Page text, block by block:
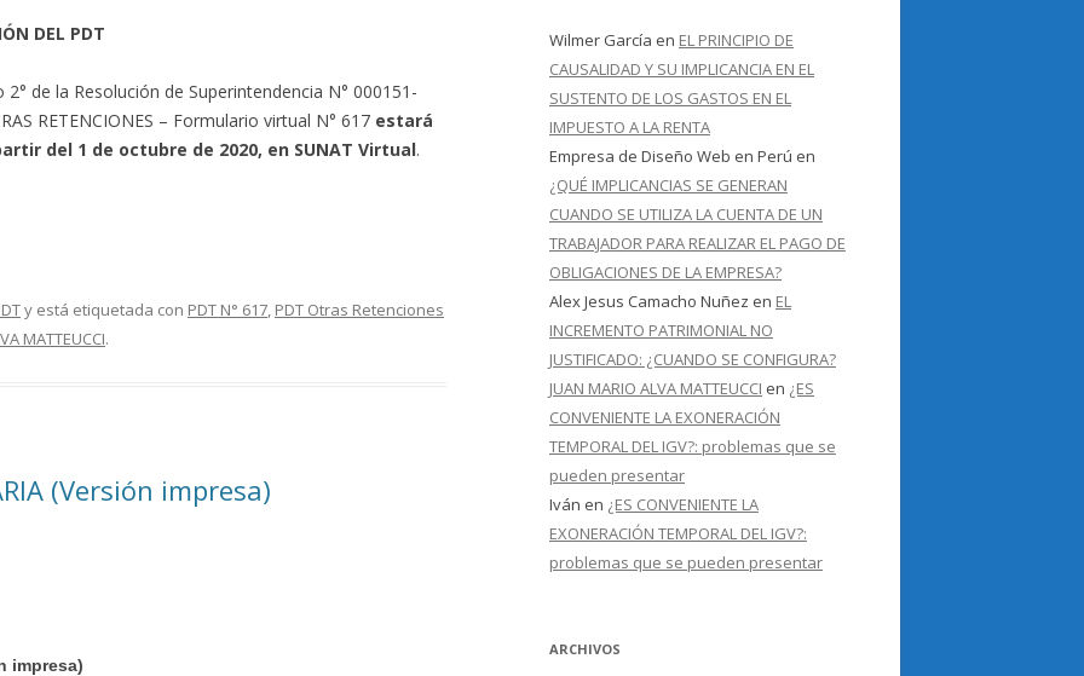
DEL PDT
de la Resolución de Superintendencia N° 000151-
RETENCIONES – Formulario virtual N° 617 estará
del 1 de octubre de 2020, en SUNAT Virtual.
y está etiquetada con PDT N° 617, PDT Otras Retenciones
MATTEUCCI.
(Versión impresa)
impresa)
Wilmer García en EL PRINCIPIO DE
CAUSALIDAD Y SU IMPLICANCIA EN EL
SUSTENTO DE LOS GASTOS EN EL
IMPUESTO A LA RENTA
Empresa de Diseño Web en Perú en
¿QUÉ IMPLICANCIAS SE GENERAN
CUANDO SE UTILIZA LA CUENTA DE UN
TRABAJADOR PARA REALIZAR EL PAGO DE
OBLIGACIONES DE LA EMPRESA?
Alex Jesus Camacho Nuñez en EL
INCREMENTO PATRIMONIAL NO
JUSTIFICADO: ¿CUANDO SE CONFIGURA?
JUAN MARIO ALVA MATTEUCCI en ¿ES
CONVENIENTE LA EXONERACIÓN
TEMPORAL DEL IGV?: problemas que se
pueden presentar
Iván en ¿ES CONVENIENTE LA
EXONERACIÓN TEMPORAL DEL IGV?:
problemas que se pueden presentar
ARCHIVOS